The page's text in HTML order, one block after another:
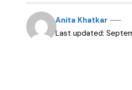
Last updated:
Anita Khatkar